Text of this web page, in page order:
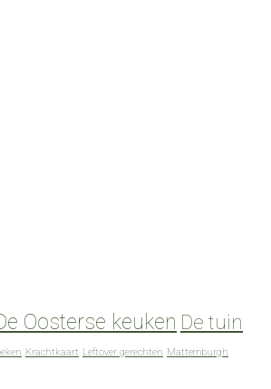
Oosterse keuken De tuin
Krachtkaart Leftover gerechten Mattemburgh